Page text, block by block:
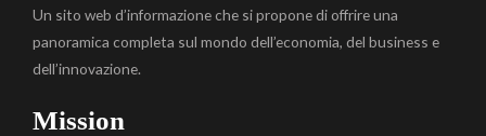
Un sito web d’informazione che si propone di offrire una
panoramica completa sul mondo dell’economia, del business e
dell’innovazione.
Mission